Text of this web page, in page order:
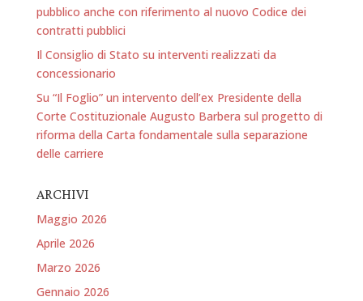
pubblico anche con riferimento al nuovo Codice dei
contratti pubblici
Il Consiglio di Stato su interventi realizzati da
concessionario
Su “Il Foglio” un intervento dell’ex Presidente della
Corte Costituzionale Augusto Barbera sul progetto di
riforma della Carta fondamentale sulla separazione
delle carriere
ARCHIVI
Maggio 2026
Aprile 2026
Marzo 2026
Gennaio 2026